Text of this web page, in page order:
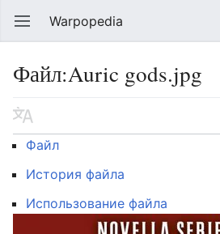
Warpopedia
Файл:Auric gods.jpg
Файл
История файла
Использование файла